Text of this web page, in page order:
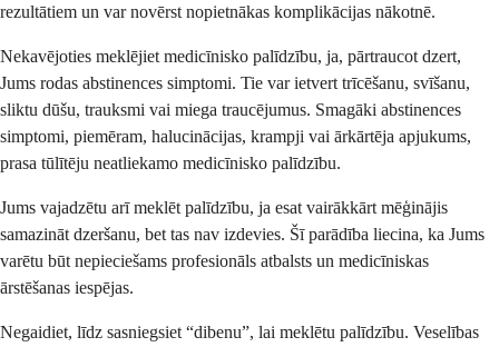
rezultātiem un var novērst nopietnākas komplikācijas nākotnē.
Nekavējoties meklējiet medicīnisko palīdzību, ja, pārtraucot dzert,
Jums rodas abstinences simptomi. Tie var ietvert trīcēšanu, svīšanu,
sliktu dūšu, trauksmi vai miega traucējumus. Smagāki abstinences
simptomi, piemēram, halucinācijas, krampji vai ārkārtēja apjukums,
prasa tūlītēju neatliekamo medicīnisko palīdzību.
Jums vajadzētu arī meklēt palīdzību, ja esat vairākkārt mēģinājis
samazināt dzeršanu, bet tas nav izdevies. Šī parādība liecina, ka Jums
varētu būt nepieciešams profesionāls atbalsts un medicīniskas
ārstēšanas iespējas.
Negaidiet, līdz sasniegsiet “dibenu”, lai meklētu palīdzību. Veselības